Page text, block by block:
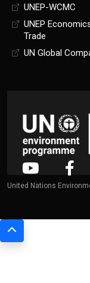
UNEP-WCMC
UNEP
Trade
UN Global
United Nations